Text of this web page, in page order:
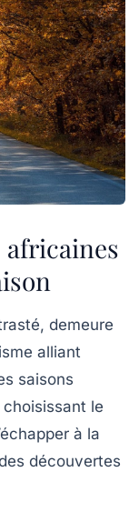
africaines
demeure
alliant
saisons
le
à la
découvertes